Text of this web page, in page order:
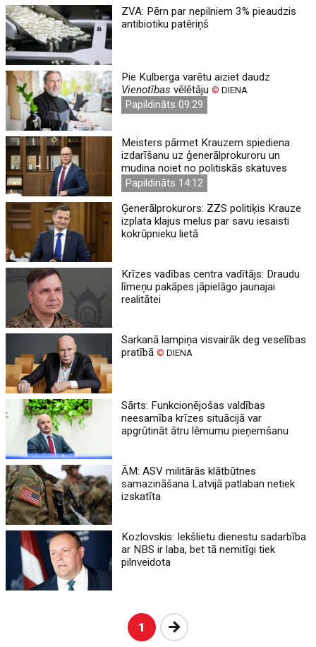
ZVA: Pērn par nepilniem 3% pieaudzis
antibiotiku patēriņš
Pie Kulberga varētu aiziet daudz
Vienotības vēlētāju© DIENA
Papildināts 09:29
Meisters pārmet Krauzem spiediena
izdarīšanu uz ģenerālprokuroru un
mudina noiet no politiskās skatuves
Papildināts 14:12
Ģenerālprokurors: ZZS politiķis Krauze
izplata klajus melus par savu iesaisti
kokrūpnieku lietā
Krīzes vadības centra vadītājs: Draudu
līmeņu pakāpes jāpielāgo jaunajai
realitātei
Sarkanā lampiņa visvairāk deg veselības
pratībā© DIENA
Sārts: Funkcionējošas valdības
neesamība krīzes situācijā var
apgrūtināt ātru lēmumu pieņemšanu
ĀM: ASV militārās klātbūtnes
samazināšana Latvijā patlaban netiek
izskatīta
Kozlovskis: Iekšlietu dienestu sadarbība
ar NBS ir laba, bet tā nemitīgi tiek
pilnveidota
1 Nākošā